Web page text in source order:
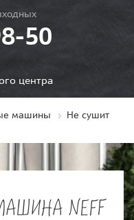
50
центра
машины
Не сушит
NEFF